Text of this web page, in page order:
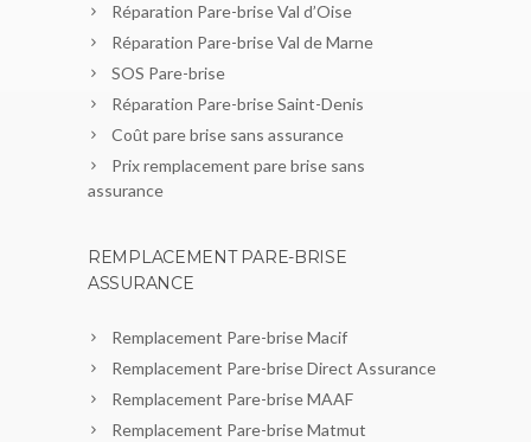
Réparation Pare-brise Val d’Oise
Réparation Pare-brise Val de Marne
SOS Pare-brise
Réparation Pare-brise Saint-Denis
Coût pare brise sans assurance
Prix remplacement pare brise sans
assurance
REMPLACEMENT PARE-BRISE
ASSURANCE
Remplacement Pare-brise Macif
Remplacement Pare-brise Direct Assurance
Remplacement Pare-brise MAAF
Remplacement Pare-brise Matmut